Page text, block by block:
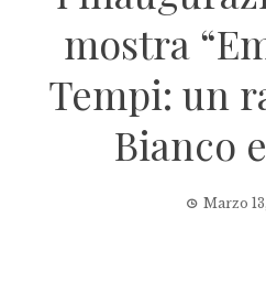
mostra
Tempi: un
Bianco
Marzo